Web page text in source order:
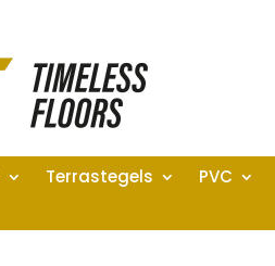
Terrastegels PVC